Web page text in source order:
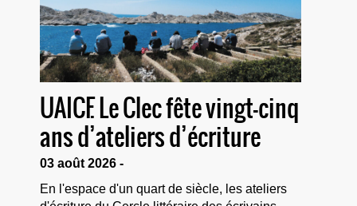
UAICF. Le Clec fête vingt-cinq
ans d’ateliers d’écriture
03 août 2026 -
En l'espace d'un quart de siècle, les ateliers